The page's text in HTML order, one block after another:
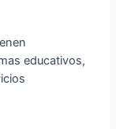
educativos,